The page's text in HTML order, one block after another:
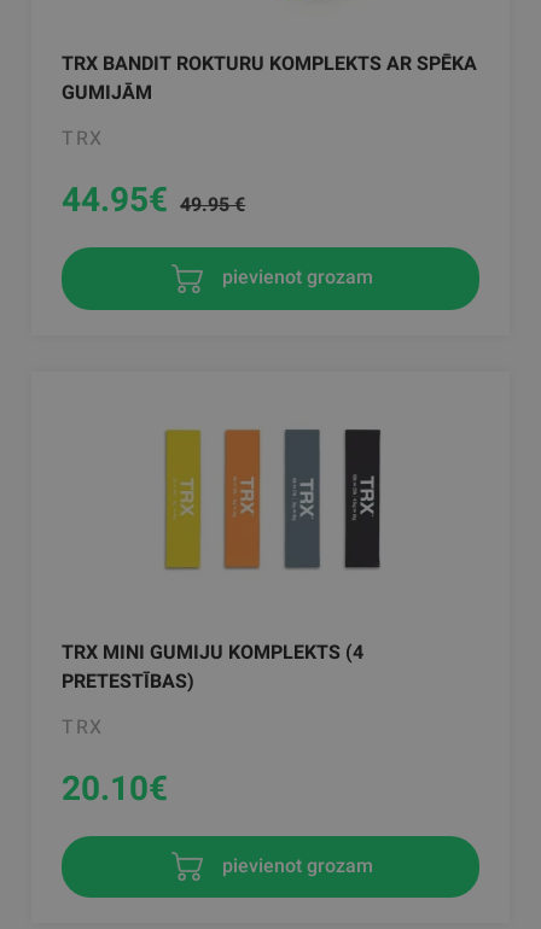
TRX BANDIT ROKTURU KOMPLEKTS AR SPĒKA
GUMIJĀM
TRX
44.95€ 49.95 €
pievienot grozam
TRX MINI GUMIJU KOMPLEKTS (4
PRETESTĪBAS)
TRX
20.10€
pievienot grozam